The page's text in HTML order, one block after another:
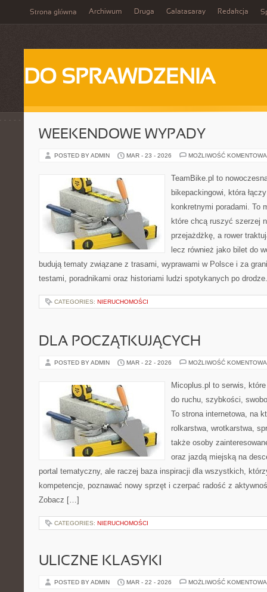
Strona główna Archiwum Druga Galatasaray Redakcja
DO SPRAWDZENIA
WEEKENDOWE WYPADY
POSTED BY ADMIN MAR - 23 - 2026 MOŻLIWOŚĆ
TeamBike.pl to
bikepackingowi, która
konkretnymi poradami. To
które chcą ruszyć szerzej
przejażdżkę, a rower
lecz również jako bilet do
budują tematy związane z trasami, wyprawami w Polsce i za
testami, poradnikami oraz historiami ludzi spotykanych po
CATEGORIES: NIERUCHOMOŚCI
DLA POCZĄTKUJĄCYCH
POSTED BY ADMIN MAR - 22 - 2026 MOŻLIWOŚĆ
Micoplus.pl to serwis,
do ruchu, szybkości,
To strona internetowa, na
rolkarstwa, wrotkarstwa,
także osoby
oraz jazdą miejską na
portal tematyczny, ale raczej baza inspiracji dla wszystkich,
kompetencje, poznawać nowy sprzęt i czerpać radość z
Zobacz […]
CATEGORIES: NIERUCHOMOŚCI
ULICZNE KLASYKI
POSTED BY ADMIN MAR - 22 - 2026 MOŻLIWOŚĆ